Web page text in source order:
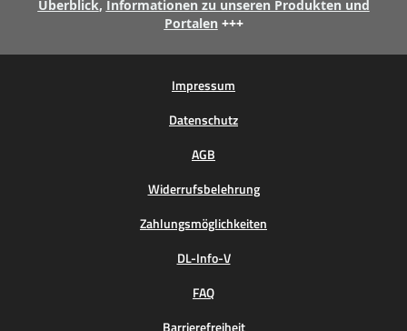
Überblick, Informationen zu unseren Produkten und
Portalen +++
Impressum
Datenschutz
AGB
Widerrufsbelehrung
Zahlungsmöglichkeiten
DL-Info-V
FAQ
Barrierefreiheit